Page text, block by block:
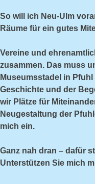
So will ich Neu-Ulm
Räume für ein gutes
Vereine und
zusammen. Das muss
Museumsstadel in
Geschichte und der
wir Plätze für
Neugestaltung der
mich ein.
Ganz nah dran – dafür
Unterstützen Sie mich